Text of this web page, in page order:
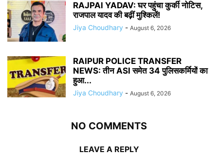
RAJPAl YADAV: घर पहुंचा कुर्की नोटिस,
राजपाल यादव की बढ़ीं मुश्किलें!
Jiya Choudhary - August 6, 2026
RAIPUR POLICE TRANSFER
NEWS: तीन ASI समेत 34 पुलिसकर्मियों का
हुआ...
Jiya Choudhary - August 6, 2026
NO COMMENTS
LEAVE A REPLY